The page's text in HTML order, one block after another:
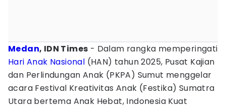
Medan, IDN Times - Dalam rangka memperingati
Hari Anak Nasional (HAN) tahun 2025, Pusat Kajian
dan Perlindungan Anak (PKPA) Sumut menggelar
acara Festival Kreativitas Anak (Festika) Sumatra
Utara bertema Anak Hebat, Indonesia Kuat